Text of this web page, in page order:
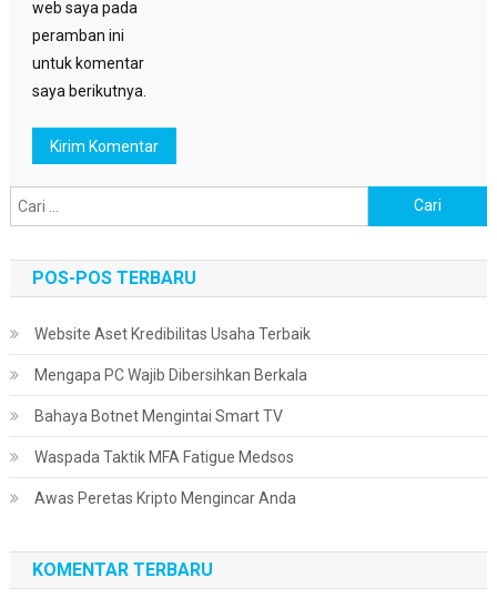
web saya pada
peramban ini
untuk komentar
saya berikutnya.
untuk:
POS-POS TERBARU
Website Aset Kredibilitas Usaha Terbaik
Mengapa PC Wajib Dibersihkan Berkala
Bahaya Botnet Mengintai Smart TV
Waspada Taktik MFA Fatigue Medsos
Awas Peretas Kripto Mengincar Anda
KOMENTAR TERBARU